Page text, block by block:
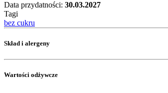
Data przydatności: 30.03.2027
Tagi
bez cukru
Skład i alergeny
Wartości odżywcze